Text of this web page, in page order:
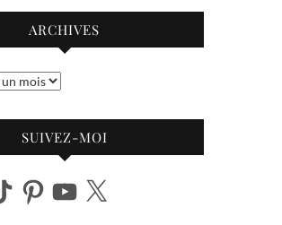
ARCHIVES
SUIVEZ-MOI
PinterestYouTube
X